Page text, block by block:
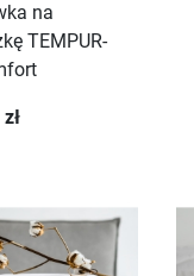
na
TEMPUR-